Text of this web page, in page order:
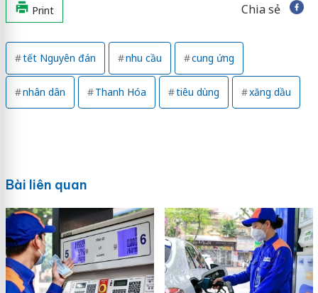
Print Chia sẻ
tết Nguyên đán nhu cầu cung ứng
nhân dân Thanh Hóa tiêu dùng xăng dầu
Bài liên quan